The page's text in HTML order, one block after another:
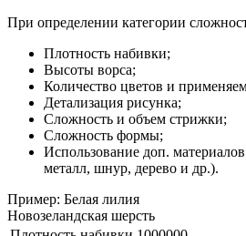
При определении категории
Плотность набивки;
Высоты ворса;
Количество цветов и
Детализация рисунка;
Сложность и объем стрижки;
Сложность формы;
Использование доп.
металл, шнур, дерево и др.).
Пример: Белая лилия
Новозеландская шерсть